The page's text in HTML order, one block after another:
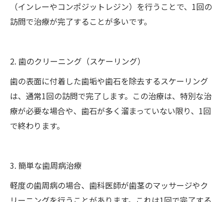
（インレーやコンポジットレジン）を行うことで、1回の
訪問で治療が完了することが多いです。
2. 歯のクリーニング（スケーリング）
歯の表面に付着した歯垢や歯石を除去するスケーリング
は、通常1回の訪問で完了します。この治療は、特別な治
療が必要な場合や、歯石が多く溜まっていない限り、1回
で終わります。
3. 簡単な歯周病治療
軽度の歯周病の場合、歯科医師が歯茎のマッサージやク